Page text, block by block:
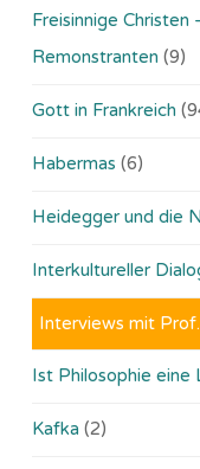
Freisinnige Christen
Remonstranten (9)
Gott in Frankreich
Habermas (6)
Heidegger und die
Interkultureller
Interviews mit
Ist Philosophie eine
Kafka (2)